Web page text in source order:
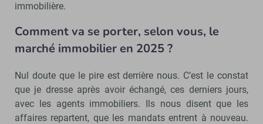
immobilière.
Comment va se porter, selon vous, le
marché immobilier en 2025 ?
Nul doute que le pire est derrière nous. C’est le constat
que je dresse après avoir échangé, ces derniers jours,
avec les agents immobiliers. Ils nous disent que les
affaires repartent, que les mandats entrent à nouveau.